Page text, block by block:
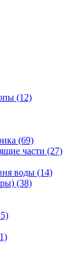
(12)
(69)
части (27)
воды (14)
(38)